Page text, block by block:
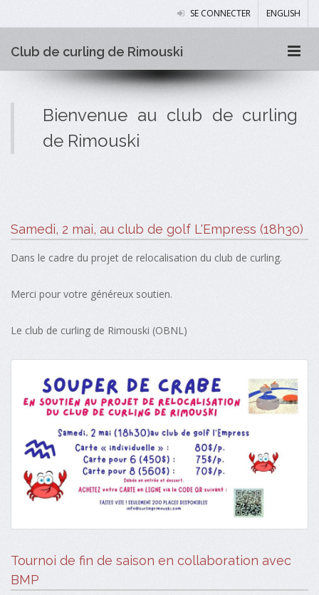
SE CONNECTER ENGLISH
Club de curling de Rimouski
Bienvenue au club de curling
de Rimouski
Samedi, 2 mai, au club de golf L'Empress (18h30)
Dans le cadre du projet de relocalisation du club de curling.
Merci pour votre généreux soutien.
Le club de curling de Rimouski (OBNL)
Tournoi de fin de saison en collaboration avec
BMP